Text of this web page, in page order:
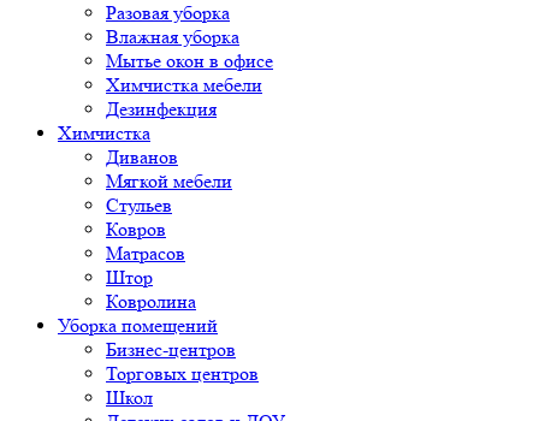
Разовая уборка
Влажная уборка
Мытье окон в офисе
Химчистка мебели
Дезинфекция
Химчистка
Диванов
Мягкой мебели
Стульев
Ковров
Матрасов
Штор
Ковролина
Уборка помещений
Бизнес-центров
Торговых центров
Школ